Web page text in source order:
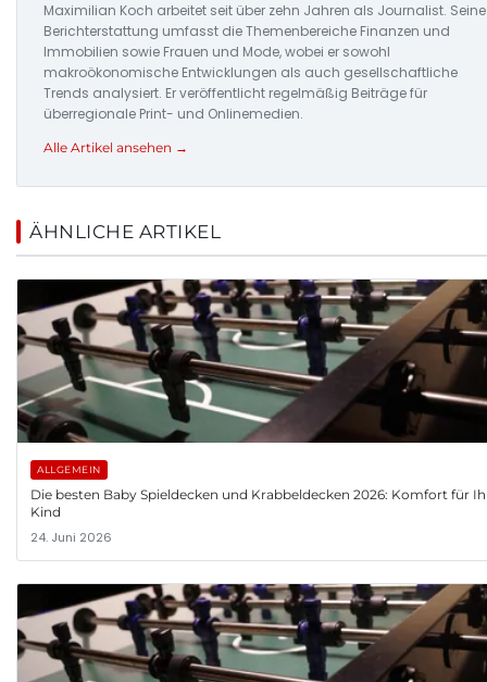
Maximilian Koch arbeitet seit über zehn Jahren als Journalist. Seine
Berichterstattung umfasst die Themenbereiche Finanzen und
Immobilien sowie Frauen und Mode, wobei er sowohl
makroökonomische Entwicklungen als auch gesellschaftliche
Trends analysiert. Er veröffentlicht regelmäßig Beiträge für
überregionale Print- und Onlinemedien.
Alle Artikel ansehen →
ÄHNLICHE ARTIKEL
ALLGEMEIN
Die besten Baby Spieldecken und Krabbeldecken 2026: Komfort für
Kind
24. Juni 2026